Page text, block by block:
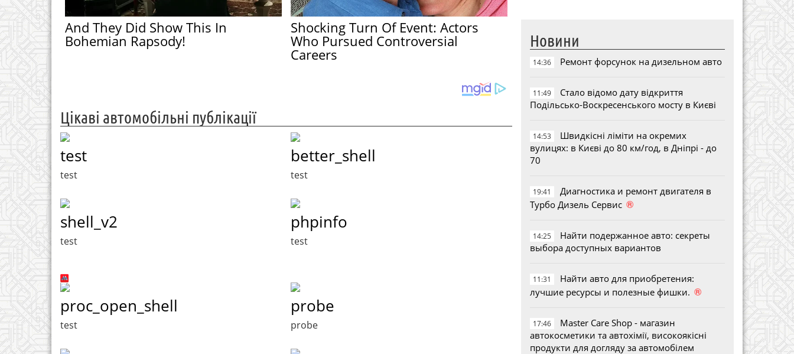
And They Did Show This In
Bohemian Rapsody!
Shocking Turn Of Event: Actors
Who Pursued Controversial
Careers
Цікаві автомобільні публікації
test
test
better_shell
test
shell_v2
test
phpinfo
test
proc_open_shell
test
probe
probe
Новини
14:36 Ремонт форсунок на дизельном авто
11:49
Стало відомо дату відкриття
Подільсько-Воскресенського мосту в Києві
14:53
Швидкісні ліміти на окремих
вулицях: в Києві до 80 км/год, в Дніпрі - до
70
19:41
Диагностика и ремонт двигателя в
Турбо Дизель Сервис ®
14:25
Найти подержанное авто: секреты
выбора доступных вариантов
11:31
Найти авто для приобретения:
лучшие ресурсы и полезные фишки. ®
17:46
Master Care Shop - магазин
автокосметики та автохімії, високоякісні
продукти для догляду за автомобілем